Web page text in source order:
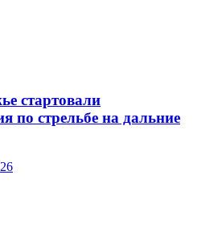
стартовали
по стрельбе на дальние